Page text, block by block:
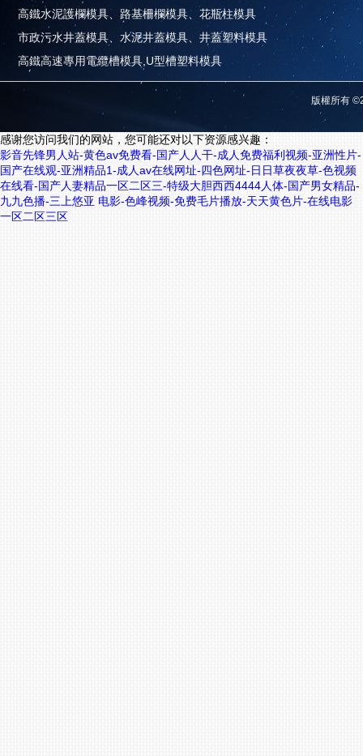
高鐵水泥護欄模具、路基柵欄模具、花瓶柱模具
市政污水井蓋模具、水泥井蓋模具、井蓋塑料模具
高鐵高速專用電纜槽模具,U型槽塑料模具
版權所有
感谢您访问我们的网站，您可能还对以下资源感兴趣：
影音先锋男人站-黄色av免费看-国产人人干-成人免费福利视频-亚洲性片-
国产在线观-亚洲精品1-成人av在线网址-四色网址-日日草夜夜草-色视频
在线看-国产人妻精品一区二区三-特级大胆西西4444人体-国产男女精品-
九九色播-三上悠亚 电影-色峰视频-免费毛片播放-天天黄色片-在线电影
一区二区三区